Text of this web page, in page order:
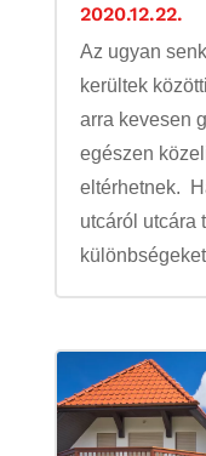
2020.12.22.
Az ugyan
kerültek
arra kevesen
egészen
eltérhetnek.
utcáról utcára